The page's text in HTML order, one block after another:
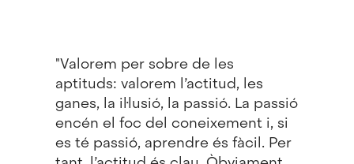
"Valorem per sobre de les
aptituds: valorem l’actitud, les
ganes, la il·lusió, la passió. La passió
encén el foc del coneixement i, si
es té passió, aprendre és fàcil. Per